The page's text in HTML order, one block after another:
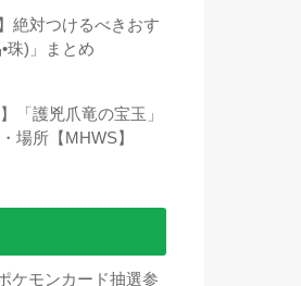
絶対つけるべきおす
珠)」まとめ
「護兇爪竜の宝玉」
場所【MHWS】
ケモンカード抽選参